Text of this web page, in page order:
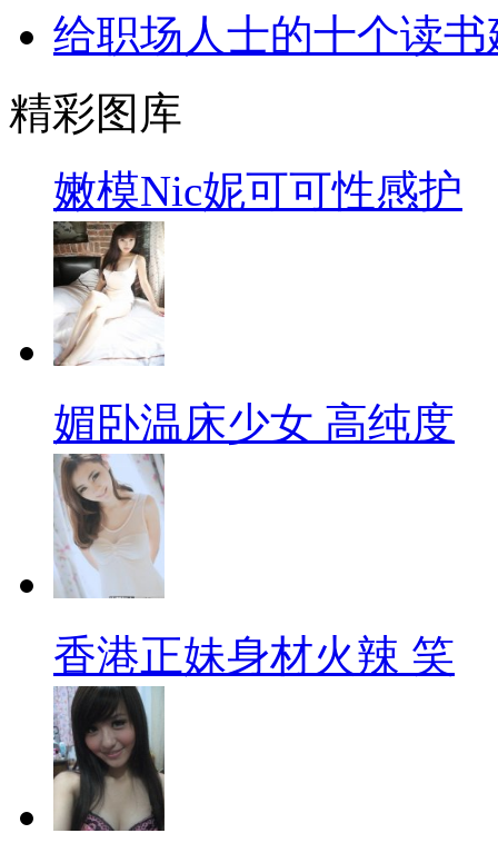
给职场人士的十个读书
精彩图库
嫩模Nic妮可可性感护
媚卧温床少女 高纯度
香港正妹身材火辣 笑